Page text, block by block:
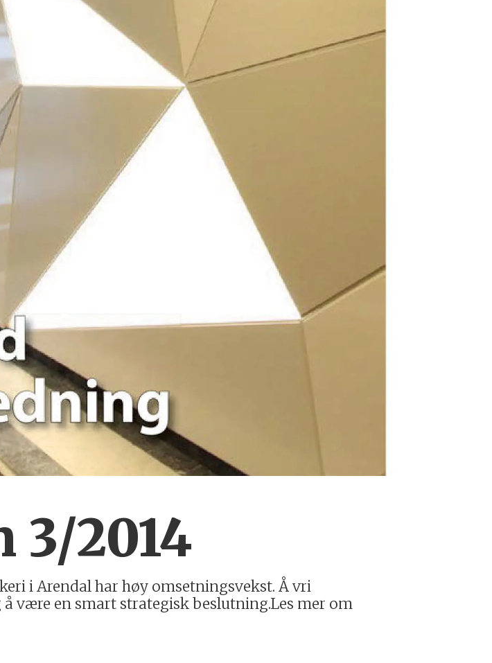
2014
i Arendal har høy omsetningsvekst. Å vri
være en smart strategisk beslutning.Les mer om